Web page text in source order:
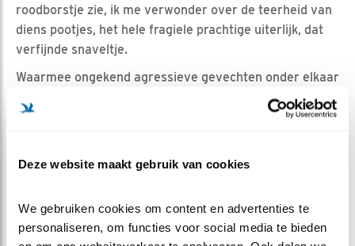
Deze website maakt gebruik van cookies
We gebruiken cookies om content en advertenties te
personaliseren, om functies voor social media te bieden
roodborstje zie, ik me verwonder over de teerheid van
diens pootjes, het hele fragiele prachtige uiterlijk, dat
verfijnde snaveltje.
Waarmee ongekend agressieve gevechten onder elkaar
kunnen worden gevoerd! Ja, zelfs tot de dood van de
opponent.
vogels, bij de vijver, bij de andere cams.